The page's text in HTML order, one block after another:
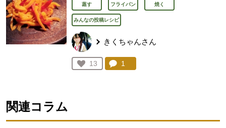
蒸す フライパン 焼く
みんなの投稿レシピ
きくちゃんさん
お気に入り登録：
13
人が登録
コメント：
1
関連コラム